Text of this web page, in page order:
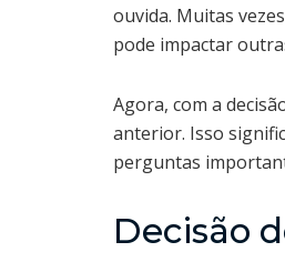
ouvida. Muitas
pode impactar
Agora, com a
anterior. Isso
perguntas
Decisão